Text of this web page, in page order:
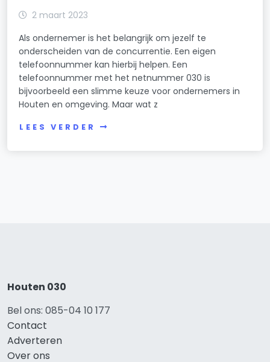
2 maart 2023
Als ondernemer is het belangrijk om jezelf te
onderscheiden van de concurrentie. Een eigen
telefoonnummer kan hierbij helpen. Een
telefoonnummer met het netnummer 030 is
bijvoorbeeld een slimme keuze voor ondernemers in
Houten en omgeving. Maar wat z
LEES VERDER
Houten 030
Bel ons: 085-04 10 177
Contact
Adverteren
Over ons